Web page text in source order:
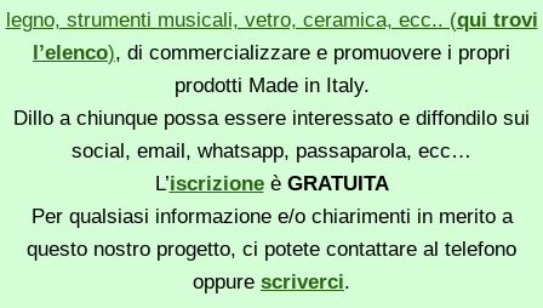
legno, strumenti musicali, vetro, ceramica, ecc.. (qui trovi
l’elenco), di commercializzare e promuovere i propri
prodotti Made in Italy.
Dillo a chiunque possa essere interessato e diffondilo sui
social, email, whatsapp, passaparola, ecc…
L’iscrizioneè GRATUITA
Per qualsiasi informazione e/o chiarimenti in merito a
questo nostro progetto, ci potete contattare al telefono
oppure scriverci.